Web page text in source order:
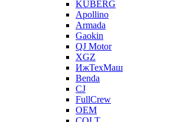
KUBERG
Apollino
Armada
Gaokin
QJ Motor
XGZ
ИжТехМаш
Benda
CJ
FullCrew
OEM